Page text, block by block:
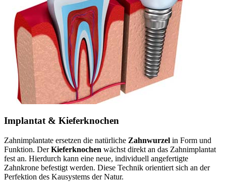
Implantat & Kieferknochen
Zahnimplantate ersetzen die natürliche Zahnwurzel in Form und
Funktion. DerKieferknochen wächst direkt an das Zahnimplantat
fest an. Hierdurch kann eine neue, individuell angefertigte
Zahnkrone befestigt werden. Diese Technik orientiert sich an der
Perfektion des Kausystems der Natur.